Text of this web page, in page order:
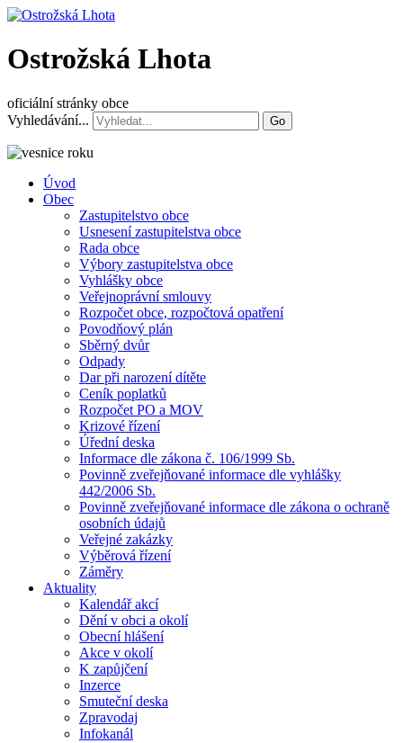
Ostrožská Lhota
oficiální stránky obce
Vyhledávání...
Go
Úvod
Obec
Zastupitelstvo obce
Usnesení zastupitelstva obce
Rada obce
Výbory zastupitelstva obce
Vyhlášky obce
Veřejnoprávní smlouvy
Rozpočet obce, rozpočtová opatření
Povodňový plán
Sběrný dvůr
Odpady
Dar při narození dítěte
Ceník poplatků
Rozpočet PO a MOV
Krizové řízení
Úřední deska
Informace dle zákona č. 106/1999 Sb.
Povinně zveřejňované informace dle vyhlášky
442/2006 Sb.
Povinně zveřejňované informace dle zákona o ochraně
osobních údajů
Veřejné zakázky
Výběrová řízení
Záměry
Aktuality
Kalendář akcí
Dění v obci a okolí
Obecní hlášení
Akce v okolí
K zapůjčení
Inzerce
Smuteční deska
Zpravodaj
Infokanál